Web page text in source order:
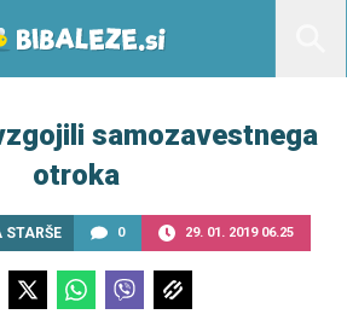
samozavestnega
otroka
STARŠE 0 29. 01. 2019 06.25